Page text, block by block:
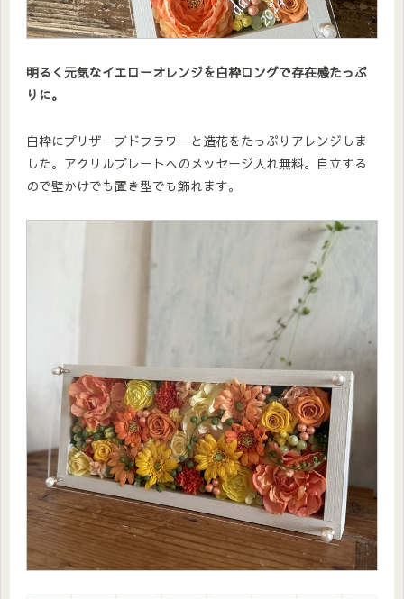
明るく元気なイエローオレンジを白枠ロングで存在感たっぷ
りに。
白枠にプリザーブドフラワーと造花をたっぷりアレンジしま
した。アクリルプレートへのメッセージ入れ無料。自立する
ので壁かけでも置き型でも飾れます。